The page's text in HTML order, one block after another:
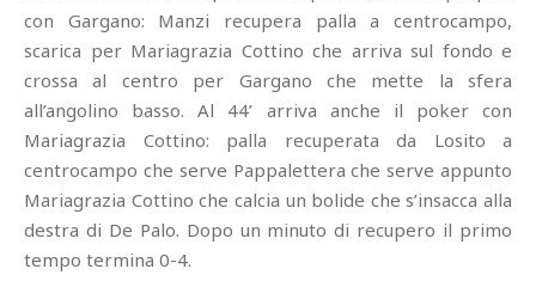
con Gargano: Manzi recupera palla a centrocampo,
scarica per Mariagrazia Cottino che arriva sul fondo e
crossa al centro per Gargano che mette la sfera
all’angolino basso. Al 44’ arriva anche il poker con
Mariagrazia Cottino: palla recuperata da Losito a
centrocampo che serve Pappalettera che serve appunto
Mariagrazia Cottino che calcia un bolide che s’insacca alla
destra di De Palo. Dopo un minuto di recupero il primo
tempo termina 0-4.